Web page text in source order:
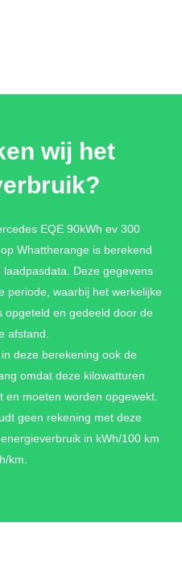
wij het
EQE 90kWh ev 300
Whattherange is berekend
Deze gegevens
periode, waarbij het werkelijke
opgeteld en gedeeld door de
afstand.
deze berekening ook de
omdat deze kilowatturen
moeten worden opgewekt.
geen rekening met deze
in kWh/100 km
km.